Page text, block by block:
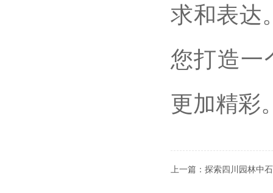
求和表达
您打造一
更加精彩
上一篇： 探索四川园林中